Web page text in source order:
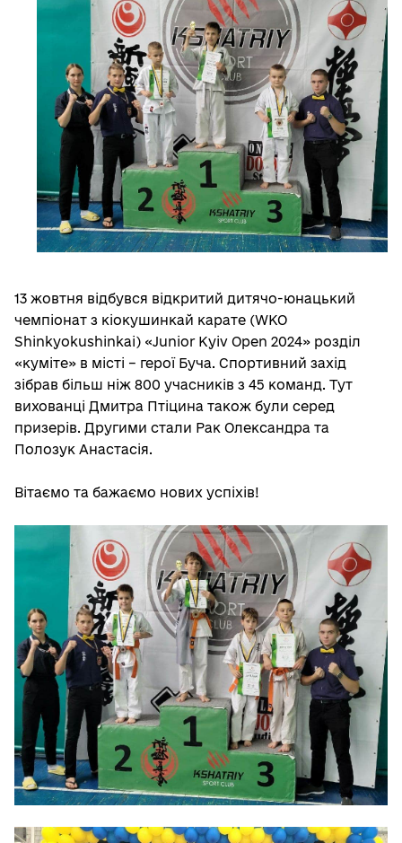
13 жовтня відбувся відкритий дитячо-юнацький
чемпіонат з кіокушинкай карате (WKO
Shinkyokushinkai) «Junior Kyiv Open 2024» розділ
«куміте» в місті – герої Буча. Спортивний захід
зібрав більш ніж 800 учасників з 45 команд. Тут
вихованці Дмитра Птіцина також були серед
призерів. Другими стали ­Рак Олександра та
Полозук Анастасія.
Вітаємо та бажаємо нових успіхів!